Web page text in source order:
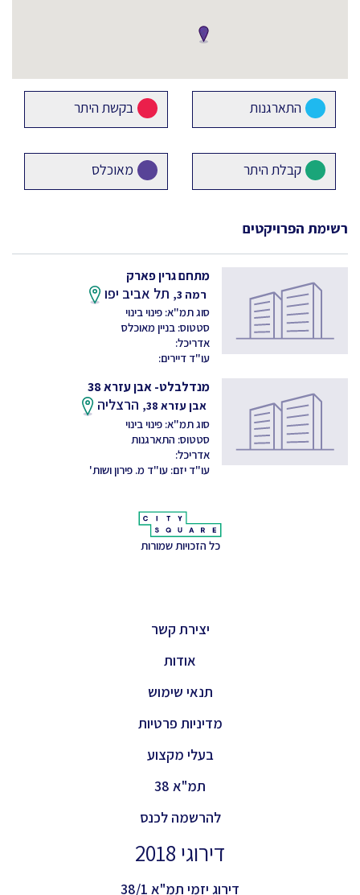
התארגנות בקשת היתר
קבלת היתר מאוכלס
רשימת הפרויקטים
מתחם גרין פארק
רמה 3, תל אביב יפו
סוג תמ"א: פינוי בינוי
סטטוס: בניין מאוכלס
אדריכל:
עו"ד דיירים:
מנדלבלט- אבן עזרא 38
אבן עזרא 38, הרצליה
סוג תמ"א: פינוי בינוי
סטטוס: התארגנות
אדריכל:
עו"ד יזם: עו"ד מ. פירון ושות'
כל הזכויות שמורות
יצירת קשר
אודות
תנאי שימוש
מדיניות פרטיות
בעלי מקצוע
תמ"א 38
להרשמה לכנס
דירוגי 2018
דירוג יזמי תמ"א 38/1